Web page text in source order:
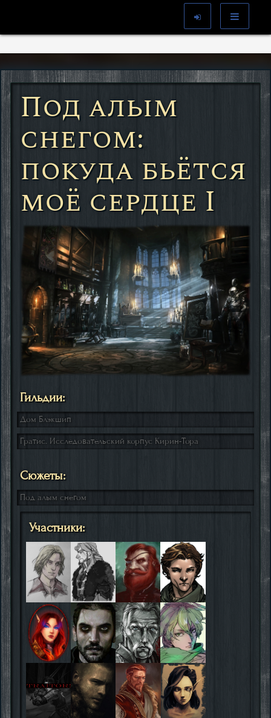
Под алым
снегом:
покуда бьётся
моё сердце I
Гильдии:
Дом Блэкшип
Гратис. Исследовательский корпус Кирин-Тора
Сюжеты:
Под алым снегом
Участники: